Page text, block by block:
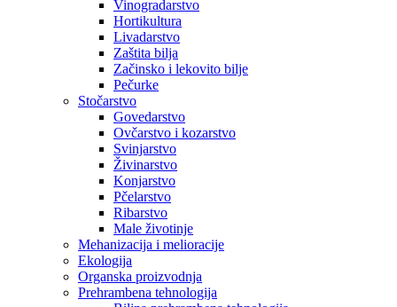
Vinogradarstvo
Hortikultura
Livadarstvo
Zaštita bilja
Začinsko i lekovito bilje
Pečurke
Stočarstvo
Govedarstvo
Ovčarstvo i kozarstvo
Svinjarstvo
Živinarstvo
Konjarstvo
Pčelarstvo
Ribarstvo
Male životinje
Mehanizacija i melioracije
Ekologija
Organska proizvodnja
Prehrambena tehnologija